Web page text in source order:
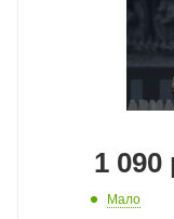
1 090
Мало